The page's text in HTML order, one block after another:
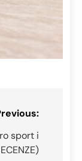
sport i